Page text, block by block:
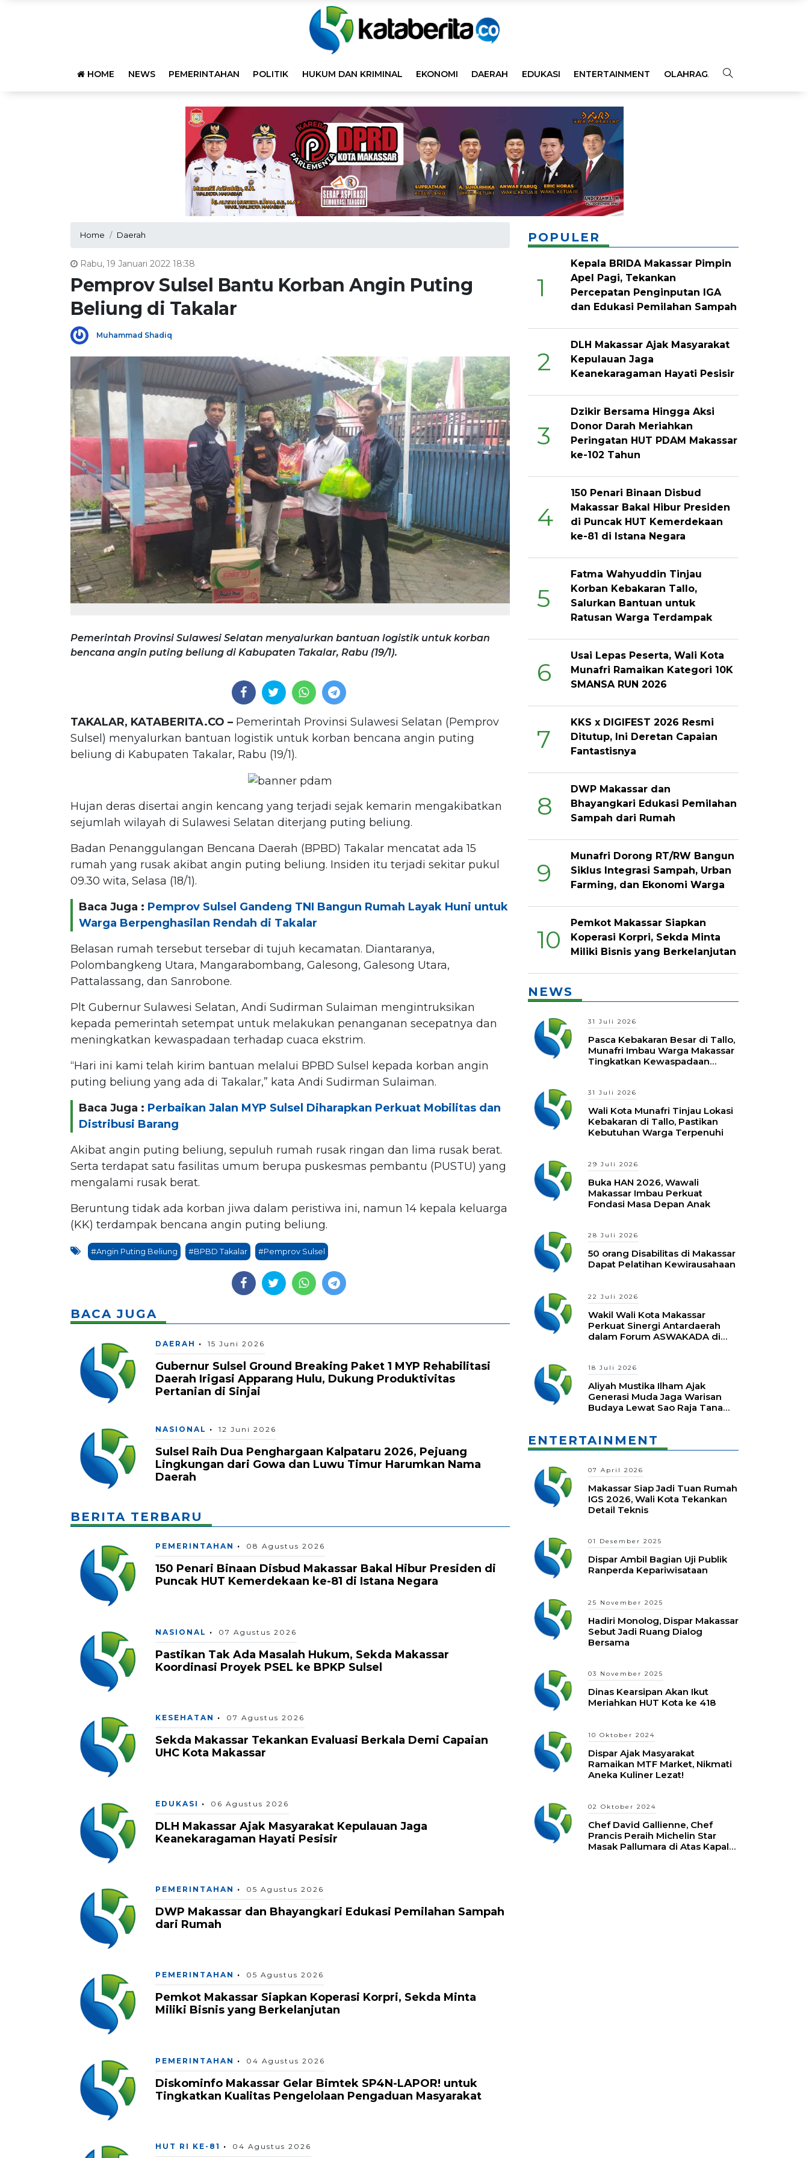
HOME NEWS PEMERINTAHAN POLITIK HUKUM DAN KRIMINAL EKONOMI DAERAH EDUKASI ENTERTAINMENT OLAHRAGA OPINI
Home Daerah
Rabu, 19 Januari 2022 18:38
Pemprov Sulsel Bantu Korban Angin Puting
Beliung di Takalar
Muhammad Shadiq
Pemerintah Provinsi Sulawesi Selatan menyalurkan bantuan logistik untuk korban
bencana angin puting beliung di Kabupaten Takalar, Rabu (19/1).
TAKALAR, KATABERITA.CO – Pemerintah Provinsi Sulawesi Selatan (Pemprov
Sulsel) menyalurkan bantuan logistik untuk korban bencana angin puting
beliung di Kabupaten Takalar, Rabu (19/1).
Hujan deras disertai angin kencang yang terjadi sejak kemarin mengakibatkan
sejumlah wilayah di Sulawesi Selatan diterjang puting beliung.
Badan Penanggulangan Bencana Daerah (BPBD) Takalar mencatat ada 15
rumah yang rusak akibat angin puting beliung. Insiden itu terjadi sekitar pukul
09.30 wita, Selasa (18/1).
Baca Juga : Pemprov Sulsel Gandeng TNI Bangun Rumah Layak Huni untuk
Warga Berpenghasilan Rendah di Takalar
Belasan rumah tersebut tersebar di tujuh kecamatan. Diantaranya,
Polombangkeng Utara, Mangarabombang, Galesong, Galesong Utara,
Pattalassang, dan Sanrobone.
Plt Gubernur Sulawesi Selatan, Andi Sudirman Sulaiman mengintruksikan
kepada pemerintah setempat untuk melakukan penanganan secepatnya dan
meningkatkan kewaspadaan terhadap cuaca ekstrim.
“Hari ini kami telah kirim bantuan melalui BPBD Sulsel kepada korban angin
puting beliung yang ada di Takalar,” kata Andi Sudirman Sulaiman.
Baca Juga : Perbaikan Jalan MYP Sulsel Diharapkan Perkuat Mobilitas dan
Distribusi Barang
Akibat angin puting beliung, sepuluh rumah rusak ringan dan lima rusak berat.
Serta terdapat satu fasilitas umum berupa puskesmas pembantu (PUSTU) yang
mengalami rusak berat.
Beruntung tidak ada korban jiwa dalam peristiwa ini, namun 14 kepala keluarga
(KK) terdampak bencana angin puting beliung.
#Angin Puting Beliung #BPBD Takalar #Pemprov Sulsel
BACA JUGA
DAERAH 15 Juni 2026
Gubernur Sulsel Ground Breaking Paket 1 MYP Rehabilitasi
Daerah Irigasi Apparang Hulu, Dukung Produktivitas
Pertanian di Sinjai
NASIONAL 12 Juni 2026
Sulsel Raih Dua Penghargaan Kalpataru 2026, Pejuang
Lingkungan dari Gowa dan Luwu Timur Harumkan Nama
Daerah
BERITA TERBARU
PEMERINTAHAN 08 Agustus 2026
150 Penari Binaan Disbud Makassar Bakal Hibur Presiden di
Puncak HUT Kemerdekaan ke-81 di Istana Negara
NASIONAL 07 Agustus 2026
Pastikan Tak Ada Masalah Hukum, Sekda Makassar
Koordinasi Proyek PSEL ke BPKP Sulsel
KESEHATAN 07 Agustus 2026
Sekda Makassar Tekankan Evaluasi Berkala Demi Capaian
UHC Kota Makassar
EDUKASI 06 Agustus 2026
DLH Makassar Ajak Masyarakat Kepulauan Jaga
Keanekaragaman Hayati Pesisir
PEMERINTAHAN 05 Agustus 2026
DWP Makassar dan Bhayangkari Edukasi Pemilahan Sampah
dari Rumah
PEMERINTAHAN 05 Agustus 2026
Pemkot Makassar Siapkan Koperasi Korpri, Sekda Minta
Miliki Bisnis yang Berkelanjutan
PEMERINTAHAN 04 Agustus 2026
Diskominfo Makassar Gelar Bimtek SP4N-LAPOR! untuk
Tingkatkan Kualitas Pengelolaan Pengaduan Masyarakat
HUT RI KE-81 04 Agustus 2026
POPULER
1
Kepala BRIDA Makassar Pimpin
Apel Pagi, Tekankan
Percepatan Penginputan IGA
dan Edukasi Pemilahan Sampah
2
DLH Makassar Ajak Masyarakat
Kepulauan Jaga
Keanekaragaman Hayati Pesisir
3
Dzikir Bersama Hingga Aksi
Donor Darah Meriahkan
Peringatan HUT PDAM Makassar
ke-102 Tahun
4
150 Penari Binaan Disbud
Makassar Bakal Hibur Presiden
di Puncak HUT Kemerdekaan
ke-81 di Istana Negara
5
Fatma Wahyuddin Tinjau
Korban Kebakaran Tallo,
Salurkan Bantuan untuk
Ratusan Warga Terdampak
6
Usai Lepas Peserta, Wali Kota
Munafri Ramaikan Kategori 10K
SMANSA RUN 2026
7
KKS x DIGIFEST 2026 Resmi
Ditutup, Ini Deretan Capaian
Fantastisnya
8
DWP Makassar dan
Bhayangkari Edukasi Pemilahan
Sampah dari Rumah
9
Munafri Dorong RT/RW Bangun
Siklus Integrasi Sampah, Urban
Farming, dan Ekonomi Warga
10
Pemkot Makassar Siapkan
Koperasi Korpri, Sekda Minta
Miliki Bisnis yang Berkelanjutan
NEWS
31 Juli 2026
Pasca Kebakaran Besar di Tallo,
Munafri Imbau Warga Makassar
Tingkatkan Kewaspadaan
31 Juli 2026
Wali Kota Munafri Tinjau Lokasi
Kebakaran di Tallo, Pastikan
Kebutuhan Warga Terpenuhi
29 Juli 2026
Buka HAN 2026, Wawali
Makassar Imbau Perkuat
Fondasi Masa Depan Anak
28 Juli 2026
50 orang Disabilitas di Makassar
Dapat Pelatihan Kewirausahaan
22 Juli 2026
Wakil Wali Kota Makassar
Perkuat Sinergi Antardaerah
dalam Forum ASWAKADA di
18 Juli 2026
Aliyah Mustika Ilham Ajak
Generasi Muda Jaga Warisan
Budaya Lewat Sao Raja Tana
ENTERTAINMENT
07 April 2026
Makassar Siap Jadi Tuan Rumah
IGS 2026, Wali Kota Tekankan
Detail Teknis
01 Desember 2025
Dispar Ambil Bagian Uji Publik
Ranperda Kepariwisataan
25 November 2025
Hadiri Monolog, Dispar Makassar
Sebut Jadi Ruang Dialog
Bersama
03 November 2025
Dinas Kearsipan Akan Ikut
Meriahkan HUT Kota ke 418
10 Oktober 2024
Dispar Ajak Masyarakat
Ramaikan MTF Market, Nikmati
Aneka Kuliner Lezat!
02 Oktober 2024
Chef David Gallienne, Chef
Prancis Peraih Michelin Star
Masak Pallumara di Atas Kapal